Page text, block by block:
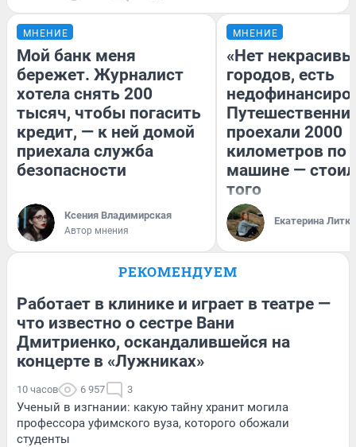
МНЕНИЕ
Мой банк меня
бережет. Журналист
хотела снять 200
тысяч, чтобы погасить
кредит, — к ней домой
приехала служба
безопасности
Ксения Владимирская
Автор мнения
МНЕНИЕ
«Нет
городов, есть
проехали 2000
километров по
машине —
того
Екатерина
РЕКОМЕНДУЕМ
Работает в клинике и играет в театре —
что известно о сестре Вани
Дмитриенко, оскандалившейся на
концерте в «Лужниках»
10 часов 6 957 3
Ученый в изгнании: какую тайну хранит могила
профессора уфимского вуза, которого обожали
студенты